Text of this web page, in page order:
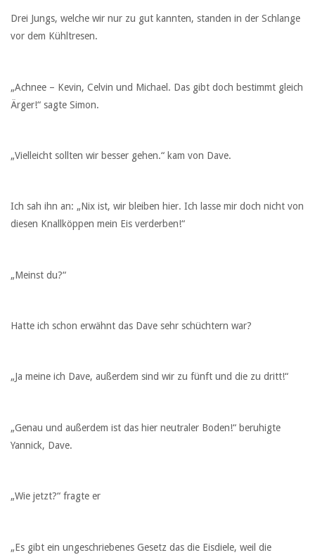
Drei Jungs, welche wir nur zu gut kannten, standen in der Schlange
vor dem Kühltresen.
„Achnee – Kevin, Celvin und Michael. Das gibt doch bestimmt gleich
Ärger!“ sagte Simon.
„Vielleicht sollten wir besser gehen.“ kam von Dave.
Ich sah ihn an: „Nix ist, wir bleiben hier. Ich lasse mir doch nicht von
diesen Knallköppen mein Eis verderben!“
„Meinst du?“
Hatte ich schon erwähnt das Dave sehr schüchtern war?
„Ja meine ich Dave, außerdem sind wir zu fünft und die zu dritt!“
„Genau und außerdem ist das hier neutraler Boden!“ beruhigte
Yannick, Dave.
„Wie jetzt?“ fragte er
„Es gibt ein ungeschriebenes Gesetz das die Eisdiele, weil die